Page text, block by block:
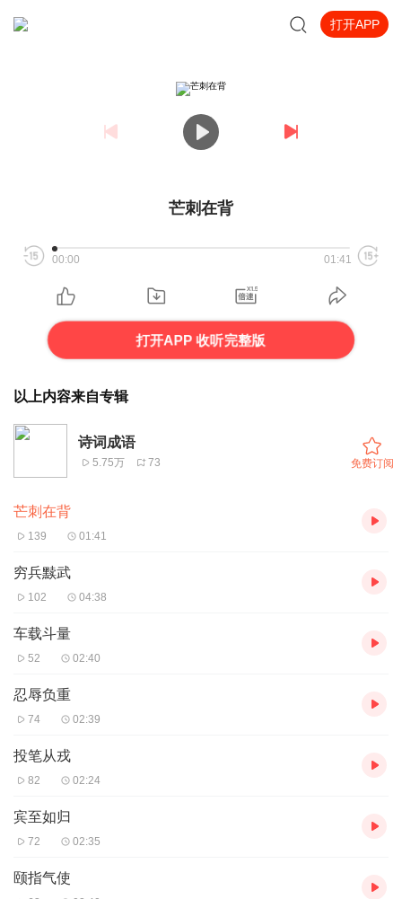
打开APP
芒刺在背
00:00 01:41
打开APP 收听完整版
以上内容来自专辑
诗词成语
5.75万 73 免费订阅
芒刺在背
139 01:41
穷兵黩武
102 04:38
车载斗量
52 02:40
忍辱负重
74 02:39
投笔从戎
82 02:24
宾至如归
72 02:35
颐指气使